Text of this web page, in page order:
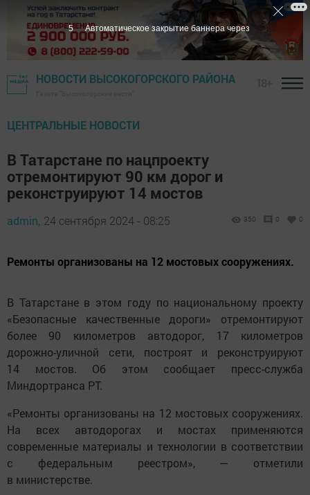
НОВОСТИ ВЫСОКОГОРСКОГО РАЙОНА
ЦЕНТРАЛЬНЫЕ НОВОСТИ
В Татарстане по нацпроекту
отремонтируют 90 км дорог и
реконструируют 14 мостов
admin, 24 сентября 2024 - 08:25 350 0 0
Ремонты организованы на 12 мостовых сооружениях.
В Татарстане в этом году по национальному проекту
«Безопасные качественные дороги» отремонтируют
более 90 километров автодорог, 17 километров
дорожно-уличной сети, построят и реконструируют
14 мостов. Об этом сообщает пресс-служба
Миндортранса РТ.
«Ремонты организованы на 12 мостовых сооружениях.
На всех автодорогах и мостах применяются
современные материалы и технологии в соответствии
с федеральным реестром», — отметили
в министерстве.
3 Автоматическое закрытие баннера через